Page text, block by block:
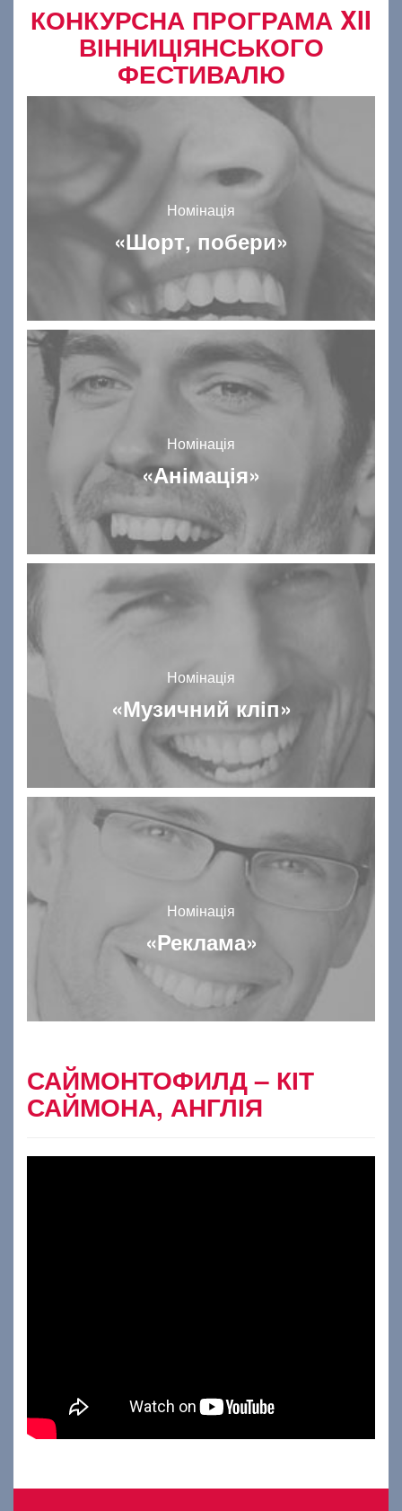
КОНКУРСНА ПРОГРАМА XII
ВІННИЦІЯНСЬКОГО
ФЕСТИВАЛЮ
Номінація
«Шорт, побери»
Номінація
«Анімація»
Номінація
«Музичний кліп»
Номінація
«Реклама»
САЙМОНТОФИЛД – КІТ
САЙМОНА, АНГЛІЯ